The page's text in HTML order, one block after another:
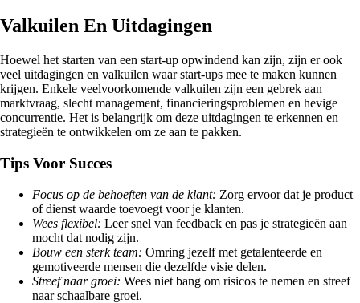
Valkuilen En Uitdagingen
Hoewel het starten van een start-up opwindend kan zijn, zijn er ook
veel uitdagingen en valkuilen waar start-ups mee te maken kunnen
krijgen. Enkele veelvoorkomende valkuilen zijn een gebrek aan
marktvraag, slecht management, financieringsproblemen en hevige
concurrentie. Het is belangrijk om deze uitdagingen te erkennen en
strategieën te ontwikkelen om ze aan te pakken.
Tips Voor Succes
Focus op de behoeften van de klant: Zorg ervoor dat je product
of dienst waarde toevoegt voor je klanten.
Wees flexibel: Leer snel van feedback en pas je strategieën aan
mocht dat nodig zijn.
Bouw een sterk team: Omring jezelf met getalenteerde en
gemotiveerde mensen die dezelfde visie delen.
Streef naar groei: Wees niet bang om risicos te nemen en streef
naar schaalbare groei.